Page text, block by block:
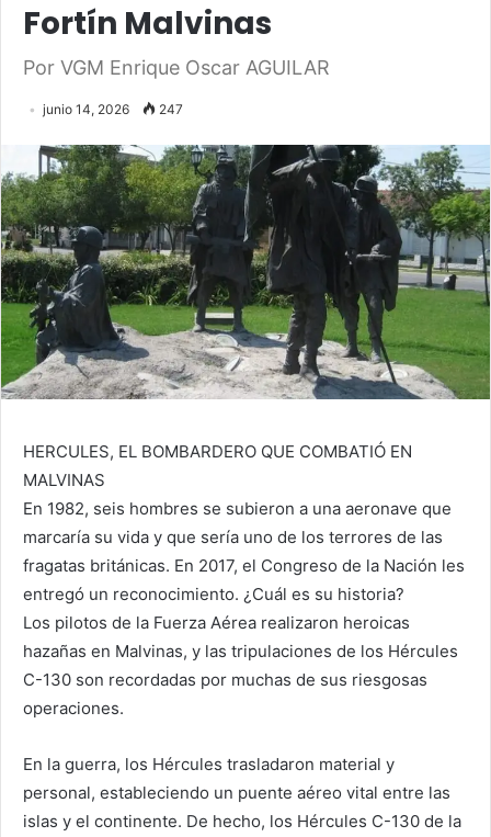
Fortín Malvinas
Por VGM Enrique Oscar AGUILAR
junio 14, 2026 247
HERCULES, EL BOMBARDERO QUE COMBATIÓ EN
MALVINAS
En 1982, seis hombres se subieron a una aeronave que
marcaría su vida y que sería uno de los terrores de las
fragatas británicas. En 2017, el Congreso de la Nación les
entregó un reconocimiento. ¿Cuál es su historia?
Los pilotos de la Fuerza Aérea realizaron heroicas
hazañas en Malvinas, y las tripulaciones de los Hércules
C-130 son recordadas por muchas de sus riesgosas
operaciones.
En la guerra, los Hércules trasladaron material y
personal, estableciendo un puente aéreo vital entre las
islas y el continente. De hecho, los Hércules C-130 de la